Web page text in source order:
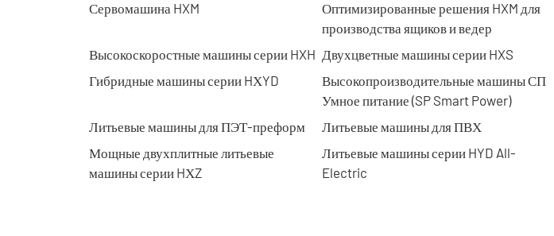
Сервомашина HXM
Оптимизированные решения HXM для
производства ящиков и ведер
Высокоскоростные машины серии HXH Двухцветные машины серии HXS
Гибридные машины серии HХYD
Высокопроизводительные машины СП
Умное питание (SP Smart Power)
Литьевые машины для ПЭТ-преформ
Литьевые машины для ПВХ
Мощные двухплитные литьевые
машины серии HХZ
Литьевые машины серии HYD All-
Electric